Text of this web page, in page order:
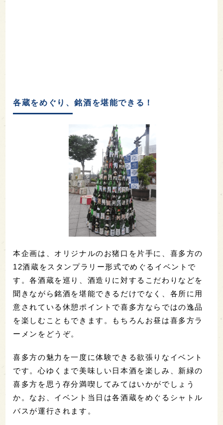
各蔵をめぐり、銘酒を堪能できる！
本企画は、オリジナルのお猪口を片手に、喜多方の
12酒蔵をスタンプラリー形式でめぐるイベントで
す。各酒蔵を巡り、酒造りに対するこだわりなどを
聞きながら銘酒を堪能できるだけでなく、各所に用
意されている休憩ポイントで喜多方ならではの逸品
を楽しむこともできます。もちろんお昼は喜多方ラ
ーメンをどうぞ。
喜多方の魅力を一度に体験できる欲張りなイベント
です。心ゆくまで美味しい日本酒を楽しみ、新緑の
喜多方を思う存分満喫してみてはいかがでしょう
か。なお、イベント当日は各酒蔵をめぐるシャトル
バスが運行されます。